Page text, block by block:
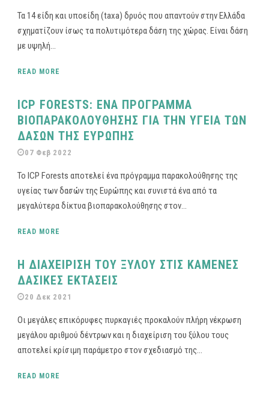
Τα 14 είδη και υποείδη (taxa) δρυός που απαντούν στην Ελλάδα
σχηματίζουν ίσως τα πολυτιμότερα δάση της χώρας. Είναι δάση
με υψηλή...
READ MORE
ICP FORESTS: ΕΝΑ ΠΡΟΓΡΑΜΜΑ
ΒΙΟΠΑΡΑΚΟΛΟΥΘΗΣΗΣ ΓΙΑ ΤΗΝ ΥΓΕΙΑ ΤΩΝ
ΔΑΣΩΝ ΤΗΣ ΕΥΡΩΠΗΣ
07 Φεβ 2022
Το ICP Forests αποτελεί ένα πρόγραμμα παρακολούθησης της
υγείας των δασών της Ευρώπης και συνιστά ένα από τα
μεγαλύτερα δίκτυα βιοπαρακολούθησης στον...
READ MORE
Η ΔΙΑΧΕΙΡΙΣΗ ΤΟΥ ΞΥΛΟΥ ΣΤΙΣ ΚΑΜΕΝΕΣ
ΔΑΣΙΚΕΣ ΕΚΤΑΣΕΙΣ
20 Δεκ 2021
Οι μεγάλες επικόρυφες πυρκαγιές προκαλούν πλήρη νέκρωση
μεγάλου αριθμού δέντρων και η διαχείριση του ξύλου τους
αποτελεί κρίσιμη παράμετρο στον σχεδιασμό της...
READ MORE